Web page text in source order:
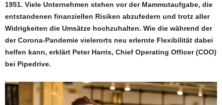
1951. Viele Unternehmen stehen vor der Mammutaufgabe, die
entstandenen finanziellen Risiken abzufedern und trotz aller
Widrigkeiten die Umsätze hochzuhalten. Wie die während der
der Corona-Pandemie vielerorts neu erlernte Flexibilität dabei
helfen kann, erklärt Peter Harris, Chief Operating Officer (COO)
bei Pipedrive.